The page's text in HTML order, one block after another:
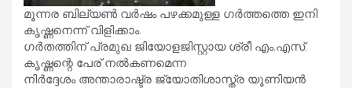
മൂന്നര ബില്യൺ വർഷം പഴക്കമുള്ള ഗർത്തത്തെ ഇനി
കൃഷ്ണനെന്ന് വിളിക്കാം.
​ഗർതത്തിന് പ്രമുഖ ജിയോളജിസ്റ്റായ ശ്രീ എം.എസ്.
കൃഷ്ണന്റെ പേര് നൽകണമെന്ന
നിർദ്ദേശം അന്താരാഷ്ട്ര ജ്യോതിശാസ്ത്ര യൂണിയൻ